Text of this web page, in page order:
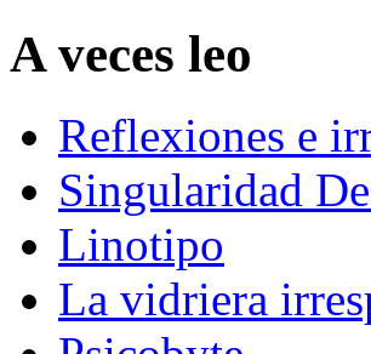
A veces leo
Reflexiones e
Singularidad
Linotipo
La vidriera